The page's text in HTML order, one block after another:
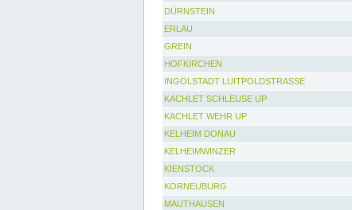
DÜRNSTEIN
ERLAU
GREIN
HOFKIRCHEN
INGOLSTADT LUITPOLDSTRASSE
KACHLET SCHLEUSE UP
KACHLET WEHR UP
KELHEIM DONAU
KELHEIMWINZER
KIENSTOCK
KORNEUBURG
MAUTHAUSEN